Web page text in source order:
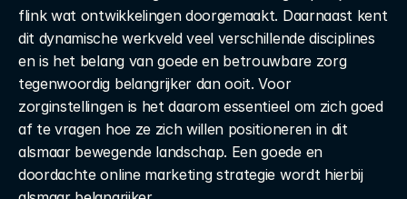
flink wat ontwikkelingen doorgemaakt. Daarnaast kent
dit dynamische werkveld veel verschillende disciplines
en is het belang van goede en betrouwbare zorg
tegenwoordig belangrijker dan ooit. Voor
zorginstellingen is het daarom essentieel om zich goed
af te vragen hoe ze zich willen positioneren in dit
alsmaar bewegende landschap. Een goede en
doordachte online marketing strategie wordt hierbij